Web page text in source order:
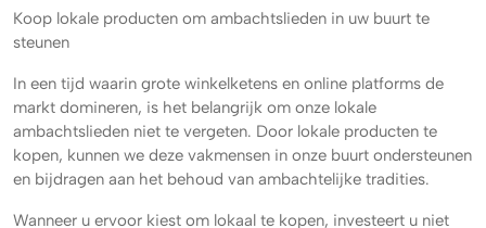
Koop lokale producten om ambachtslieden in uw buurt te
steunen
In een tijd waarin grote winkelketens en online platforms de
markt domineren, is het belangrijk om onze lokale
ambachtslieden niet te vergeten. Door lokale producten te
kopen, kunnen we deze vakmensen in onze buurt ondersteunen
en bijdragen aan het behoud van ambachtelijke tradities.
Wanneer u ervoor kiest om lokaal te kopen, investeert u niet